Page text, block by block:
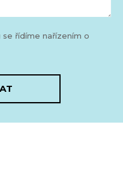
se řídíme nařízením o